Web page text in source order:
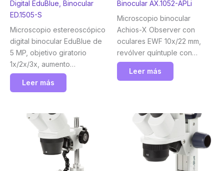
Digital EduBlue, Binocular
ED.1505-S
Microscopio estereoscópico
digital binocular EduBlue de
5 MP, objetivo giratorio
1x/2x/3x, aumento
10x/20x/30x con soporte de
piñón y cremallera con
Euromex
Leer más
Binocular AX.1052-APLi
Microscopio binocular
Achios-X Observer con
oculares EWF 10x/22 mm,
revólver quíntuple con
objetivos planos
semiaprocromáticos APLi
control inteligente de la luz.
Leer más